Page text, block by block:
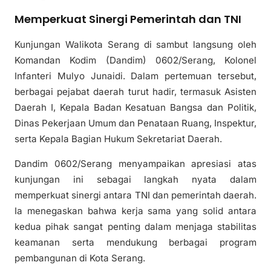
Memperkuat Sinergi Pemerintah dan TNI
Kunjungan Walikota Serang di sambut langsung oleh
Komandan Kodim (Dandim) 0602/Serang, Kolonel
Infanteri Mulyo Junaidi. Dalam pertemuan tersebut,
berbagai pejabat daerah turut hadir, termasuk Asisten
Daerah I, Kepala Badan Kesatuan Bangsa dan Politik,
Dinas Pekerjaan Umum dan Penataan Ruang, Inspektur,
serta Kepala Bagian Hukum Sekretariat Daerah.
Dandim 0602/Serang menyampaikan apresiasi atas
kunjungan ini sebagai langkah nyata dalam
memperkuat sinergi antara TNI dan pemerintah daerah.
Ia menegaskan bahwa kerja sama yang solid antara
kedua pihak sangat penting dalam menjaga stabilitas
keamanan serta mendukung berbagai program
pembangunan di Kota Serang.